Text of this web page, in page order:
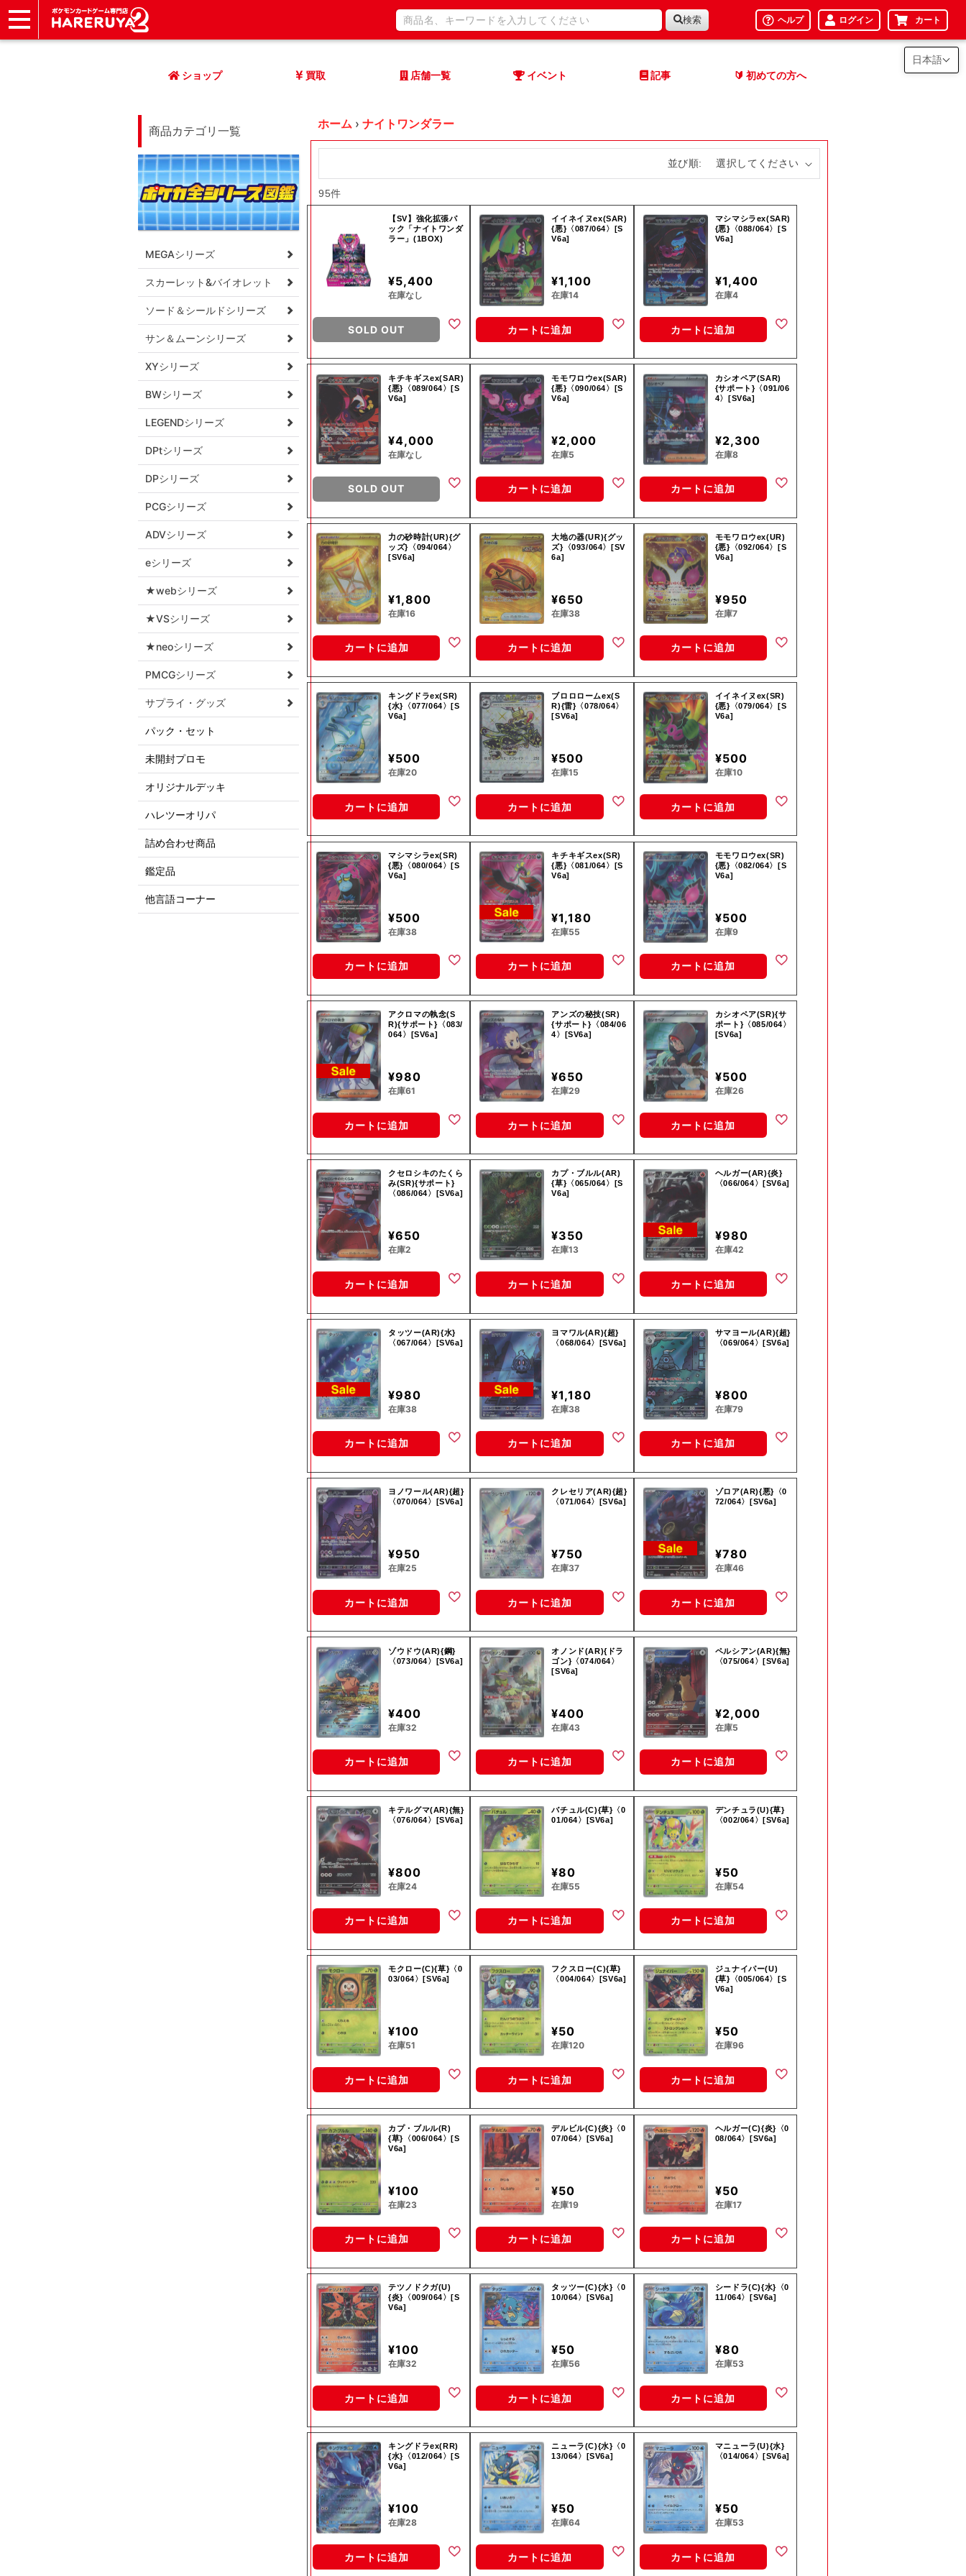
検索 ヘルプ ログイン カート
ショップ 買取 店舗一覧 イベント 記事 🔰 初めての方へ
商品カテゴリ一覧
MEGAシリーズ
スカーレット&バイオレット
ソード＆シールドシリーズ
サン＆ムーンシリーズ
XYシリーズ
BWシリーズ
LEGENDシリーズ
DPtシリーズ
DPシリーズ
PCGシリーズ
ADVシリーズ
eシリーズ
★webシリーズ
★VSシリーズ
★neoシリーズ
PMCGシリーズ
サプライ・グッズ
パック・セット
未開封プロモ
オリジナルデッキ
ハレツーオリパ
詰め合わせ商品
鑑定品
他言語コーナー
ホーム › ナイトワンダラー
並び順:
95件
【SV】強化拡張パ
ック「ナイトワンダ
ラー」(1BOX)
¥5,400
在庫なし
SOLD OUT
イイネイヌex(SAR)
{悪}〈087/064〉[S
V6a]
¥1,100
在庫14
カートに追加
マシマシラex(SAR)
{悪}〈088/064〉[S
V6a]
¥1,400
在庫4
カートに追加
キチキギスex(SAR)
{悪}〈089/064〉[S
V6a]
¥4,000
在庫なし
SOLD OUT
モモワロウex(SAR)
{悪}〈090/064〉[S
V6a]
¥2,000
在庫5
カートに追加
カシオペア(SAR)
{サポート}〈091/06
4〉[SV6a]
¥2,300
在庫8
カートに追加
力の砂時計(UR){グ
ッズ}〈094/064〉
[SV6a]
¥1,800
在庫16
カートに追加
大地の器(UR){グッ
ズ}〈093/064〉[SV
6a]
¥650
在庫38
カートに追加
モモワロウex(UR)
{悪}〈092/064〉[S
V6a]
¥950
在庫7
カートに追加
キングドラex(SR)
{水}〈077/064〉[S
V6a]
¥500
在庫20
カートに追加
ブロロロームex(S
R){雷}〈078/064〉
[SV6a]
¥500
在庫15
カートに追加
イイネイヌex(SR)
{悪}〈079/064〉[S
V6a]
¥500
在庫10
カートに追加
マシマシラex(SR)
{悪}〈080/064〉[S
V6a]
¥500
在庫38
カートに追加
キチキギスex(SR)
{悪}〈081/064〉[S
V6a]
¥1,180
在庫55
カートに追加
モモワロウex(SR)
{悪}〈082/064〉[S
V6a]
¥500
在庫9
カートに追加
アクロマの執念(S
R){サポート}〈083/
064〉[SV6a]
¥980
在庫61
カートに追加
アンズの秘技(SR)
{サポート}〈084/06
4〉[SV6a]
¥650
在庫29
カートに追加
カシオペア(SR){サ
ポート}〈085/064〉
[SV6a]
¥500
在庫26
カートに追加
クセロシキのたくら
み(SR){サポート}
〈086/064〉[SV6a]
¥650
在庫2
カートに追加
カプ・ブルル(AR)
{草}〈065/064〉[S
V6a]
¥350
在庫13
カートに追加
ヘルガー(AR){炎}
〈066/064〉[SV6a]
¥980
在庫42
カートに追加
タッツー(AR){水}
〈067/064〉[SV6a]
¥980
在庫38
カートに追加
ヨマワル(AR){超}
〈068/064〉[SV6a]
¥1,180
在庫38
カートに追加
サマヨール(AR){超}
〈069/064〉[SV6a]
¥800
在庫79
カートに追加
ヨノワール(AR){超}
〈070/064〉[SV6a]
¥950
在庫25
カートに追加
クレセリア(AR){超}
〈071/064〉[SV6a]
¥750
在庫37
カートに追加
ゾロア(AR){悪}〈0
72/064〉[SV6a]
¥780
在庫46
カートに追加
ゾウドウ(AR){鋼}
〈073/064〉[SV6a]
¥400
在庫32
カートに追加
オノンド(AR){ドラ
ゴン}〈074/064〉
[SV6a]
¥400
在庫43
カートに追加
ペルシアン(AR){無}
〈075/064〉[SV6a]
¥2,000
在庫5
カートに追加
キテルグマ(AR){無}
〈076/064〉[SV6a]
¥800
在庫24
カートに追加
バチュル(C){草}〈0
01/064〉[SV6a]
¥80
在庫55
カートに追加
デンチュラ(U){草}
〈002/064〉[SV6a]
¥50
在庫54
カートに追加
モクロー(C){草}〈0
03/064〉[SV6a]
¥100
在庫51
カートに追加
フクスロー(C){草}
〈004/064〉[SV6a]
¥50
在庫120
カートに追加
ジュナイパー(U)
{草}〈005/064〉[S
V6a]
¥50
在庫96
カートに追加
カプ・ブルル(R)
{草}〈006/064〉[S
V6a]
¥100
在庫23
カートに追加
デルビル(C){炎}〈0
07/064〉[SV6a]
¥50
在庫19
カートに追加
ヘルガー(C){炎}〈0
08/064〉[SV6a]
¥50
在庫17
カートに追加
テツノドクガ(U)
{炎}〈009/064〉[S
V6a]
¥100
在庫32
カートに追加
タッツー(C){水}〈0
10/064〉[SV6a]
¥50
在庫56
カートに追加
シードラ(C){水}〈0
11/064〉[SV6a]
¥80
在庫53
カートに追加
キングドラex(RR)
{水}〈012/064〉[S
V6a]
¥100
在庫28
カートに追加
ニューラ(C){水}〈0
13/064〉[SV6a]
¥50
在庫64
カートに追加
マニューラ(U){水}
〈014/064〉[SV6a]
¥50
在庫53
カートに追加
日本語